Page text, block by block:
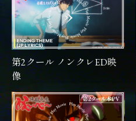
第2クール ノンクレED映
像